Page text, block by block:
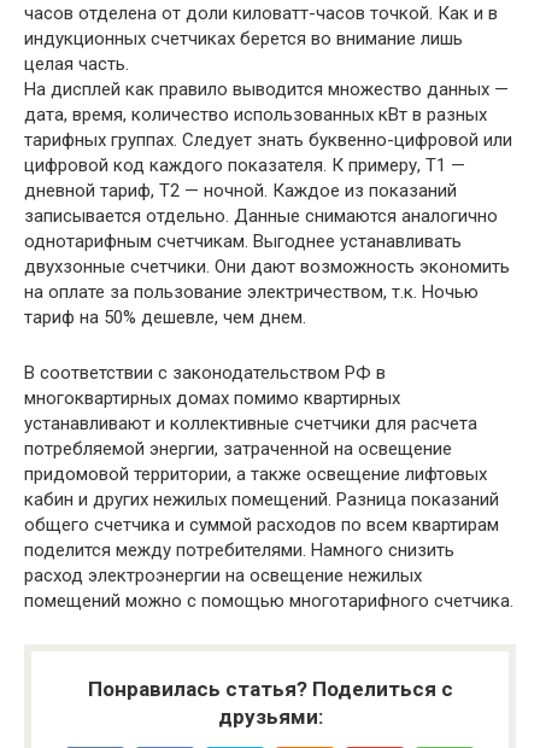
часов отделена от доли киловатт-часов точкой. Как и в
индукционных счетчиках берется во внимание лишь
целая часть.
На дисплей как правило выводится множество данных —
дата, время, количество использованных кВт в разных
тарифных группах. Следует знать буквенно-цифровой или
цифровой код каждого показателя. К примеру, Т1 —
дневной тариф, Т2 — ночной. Каждое из показаний
записывается отдельно. Данные снимаются аналогично
однотарифным счетчикам. Выгоднее устанавливать
двухзонные счетчики. Они дают возможность экономить
на оплате за пользование электричеством, т.к. Ночью
тариф на 50% дешевле, чем днем.
В соответствии с законодательством РФ в
многоквартирных домах помимо квартирных
устанавливают и коллективные счетчики для расчета
потребляемой энергии, затраченной на освещение
придомовой территории, а также освещение лифтовых
кабин и других нежилых помещений. Разница показаний
общего счетчика и суммой расходов по всем квартирам
поделится между потребителями. Намного снизить
расход электроэнергии на освещение нежилых
помещений можно с помощью многотарифного счетчика.
Понравилась статья? Поделиться с
друзьями: